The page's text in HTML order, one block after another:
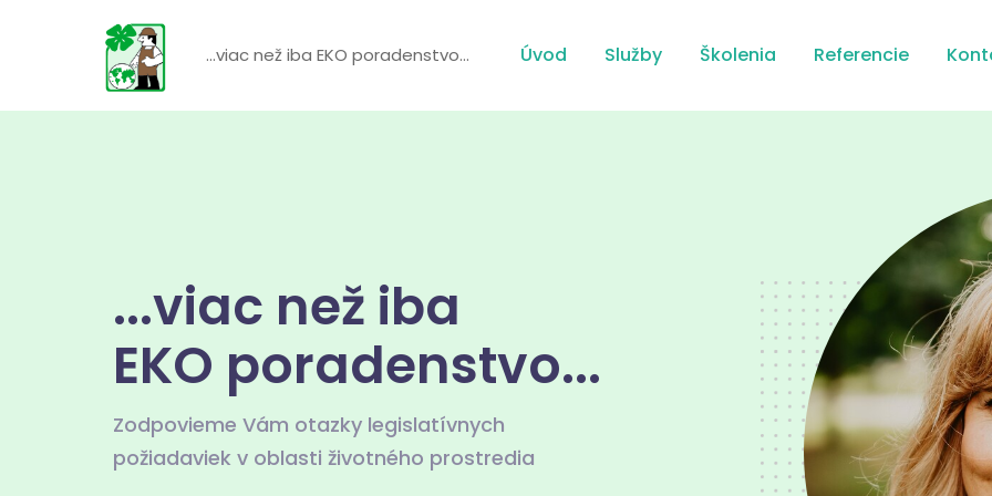
...viac než iba EKO poradenstvo... Úvod Služby Školenia Referencie
...viac než iba
EKO poradenstvo...
Zodpovieme Vám otazky legislatívnych
požiadaviek v oblasti životného prostredia